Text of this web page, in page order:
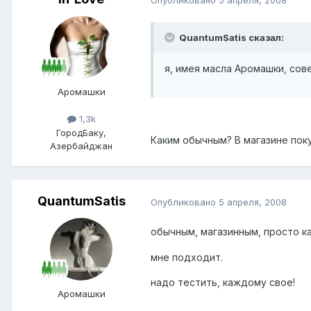
Аромашки
1,3k
ГородБаку,
Азербайджан
QuantumSatis сказал:
я, имея масла Аромашки,
Каким обычным? В магазине
QuantumSatis
Аромашки
Опубликовано 5 апреля, 2008
обычным, магазинным, просто
мне подходит.
надо тестить, каждому свое!